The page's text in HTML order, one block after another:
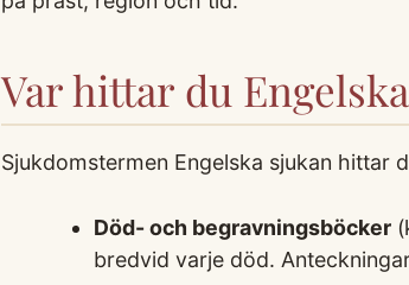
Var hittar du
Sjukdomstermen Engelska sjukan hittar
Död- och begravningsböcker
bredvid varje död.